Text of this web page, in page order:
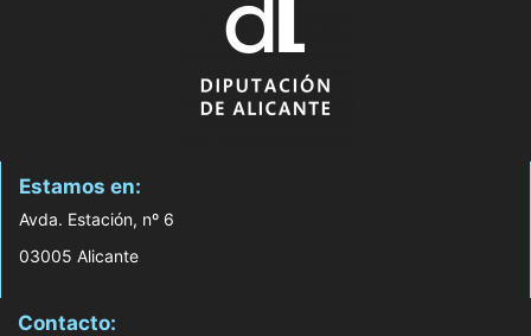
Estamos en:
Avda. Estación, nº 6
03005 Alicante
Contacto: